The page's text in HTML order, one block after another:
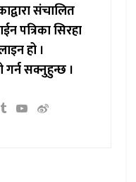
संचालित
पत्रिका सिरहा
हो ।
सक्नुहुन्छ ।